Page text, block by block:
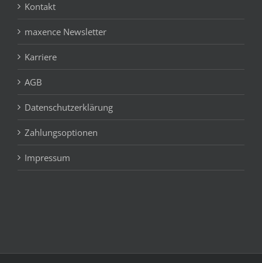
Kontakt
maxence Newsletter
Karriere
AGB
Datenschutzerklärung
Zahlungsoptionen
Impressum